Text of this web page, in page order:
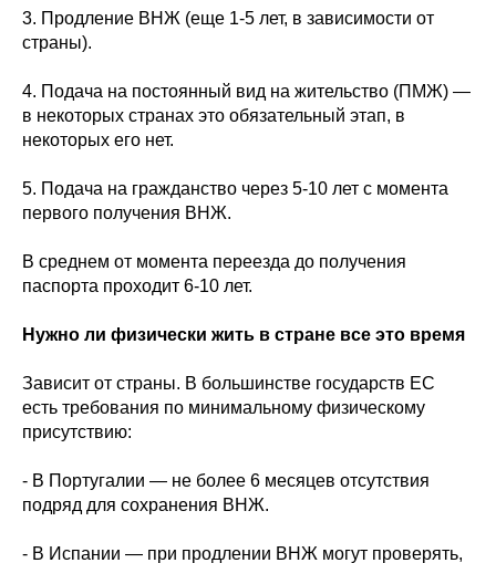
3. Продление ВНЖ (еще 1-5 лет, в зависимости от
страны).
4. Подача на постоянный вид на жительство (ПМЖ) —
в некоторых странах это обязательный этап, в
некоторых его нет.
5. Подача на гражданство через 5-10 лет с момента
первого получения ВНЖ.
В среднем от момента переезда до получения
паспорта проходит 6-10 лет.
Нужно ли физически жить в стране все это время
Зависит от страны. В большинстве государств ЕС
есть требования по минимальному физическому
присутствию:
- В Португалии — не более 6 месяцев отсутствия
подряд для сохранения ВНЖ.
- В Испании — при продлении ВНЖ могут проверять,